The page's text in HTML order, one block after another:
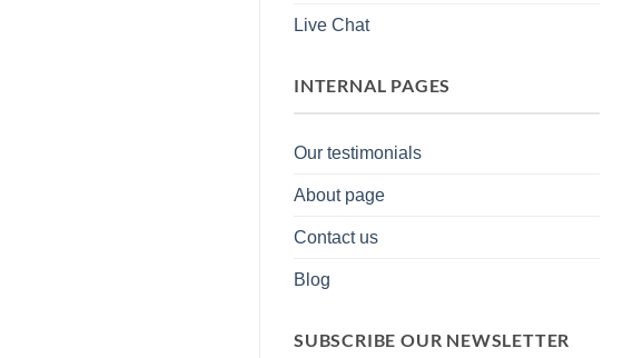
Live Chat
INTERNAL PAGES
Our testimonials
About page
Contact us
Blog
SUBSCRIBE OUR NEWSLETTER